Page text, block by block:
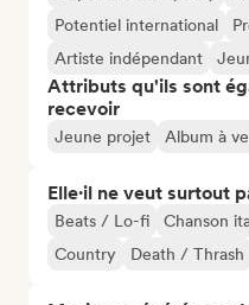
Potentiel international
Artiste indépendant
Attributs qu'ils sont
recevoir
Jeune projet Album à
Elle·il ne veut surtout
Beats / Lo-fi Chanson
Country
Death / Thrash